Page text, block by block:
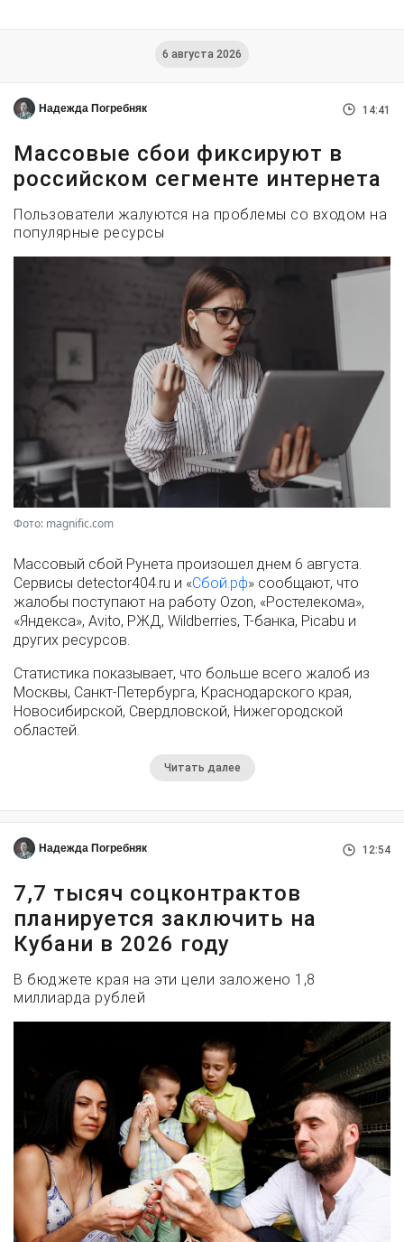
6 августа 2026
Надежда Погребняк 14:41
Массовые сбои фиксируют в
российском сегменте интернета
Пользователи жалуются на проблемы со входом на
популярные ресурсы
Фото: magnific.com
Массовый сбой Рунета произошел днем 6 августа.
Сервисы detector404.ru и «Сбой.рф» сообщают, что
жалобы поступают на работу Ozon, «Ростелекома»,
«Яндекса», Avito, РЖД, Wildberries, Т-банка, Picabu и
других ресурсов.
Статистика показывает, что больше всего жалоб из
Москвы, Санкт-Петербурга, Краснодарского края,
Новосибирской, Свердловской, Нижегородской
областей.
Читать далее
Надежда Погребняк 12:54
7,7 тысяч соцконтрактов
планируется заключить на
Кубани в 2026 году
В бюджете края на эти цели заложено 1,8
миллиарда рублей